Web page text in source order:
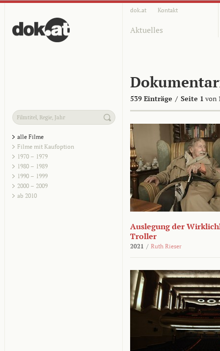
dok.at Kontakt
Aktuelles
539 Einträge / Seite 1 von
alle Filme
Filme mit Kaufoption
1970 – 1979
1980 – 1989
1990 – 1999
2000 – 2009
ab 2010
Auslegung der
Troller
2021 / Ruth Rieser